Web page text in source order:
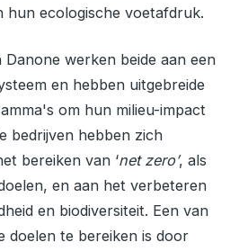
hun ecologische voetafdruk.
Danone werken beide aan een
en hebben uitgebreide
om hun milieu-impact
bedrijven hebben zich
bereiken van ‘net zero’, als
en aan het verbeteren
en biodiversiteit. Een van
doelen te bereiken is door